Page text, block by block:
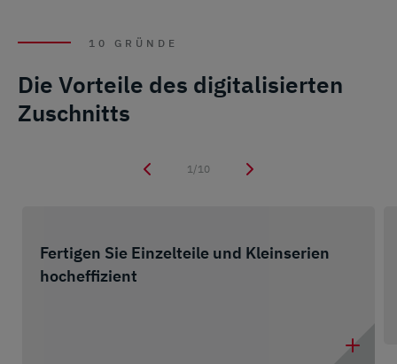
10 GRÜNDE
Die Vorteile des digitalisierten
Zuschnitts
1/10
Fertigen Sie Einzelteile und Kleinserien
hocheffizient